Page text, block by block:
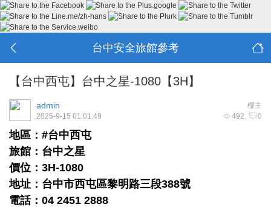
台中安全旅館參考
【台中西屯】台中之星-1080【3H】
樓主
admin
492 0
2025-9-15 01:01:49
地區：#台中西屯
旅館：台中之星
價位：3H-1080
地址：台中市西屯區黎明路三段388號
電話：04 2451 2888